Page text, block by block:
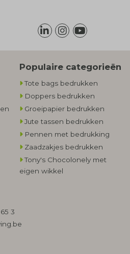
Populaire categorieën
Tote bags bedrukken
Doppers bedrukken
Groeipapier bedrukken
Jute tassen bedrukken
Pennen met bedrukking
Zaadzakjes bedrukken
Tony's Chocolonely met
eigen wikkel
3